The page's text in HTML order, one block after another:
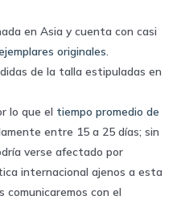
en Asia y cuenta con casi
originales
de la talla estipuladas en
lo que el tiempo promedio de
entre 15 a 25 días; sin
verse afectado por
internacional ajenos a esta
comunicaremos con el